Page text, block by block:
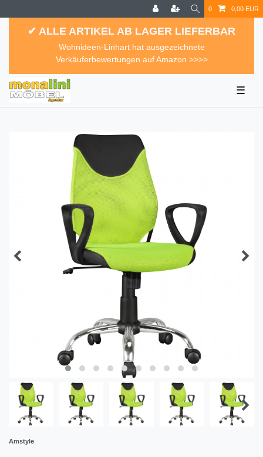
0 0,00 EUR
✔ ALLE ARTIKEL AB LAGER LIEFERBAR
Wohnideen-Linhart hat ausgezeichnete
Verkäuferbewertungen auf Amazon >>>>
☰
Amstyle